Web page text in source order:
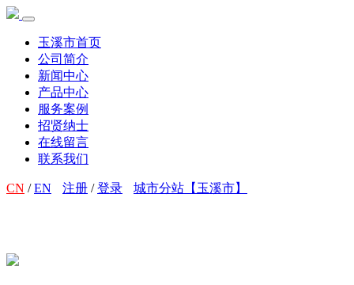
玉溪市首页
公司简介
新闻中心
产品中心
服务案例
招贤纳士
在线留言
联系我们
CN /EN 注册 /登录 城市分站【玉溪市】